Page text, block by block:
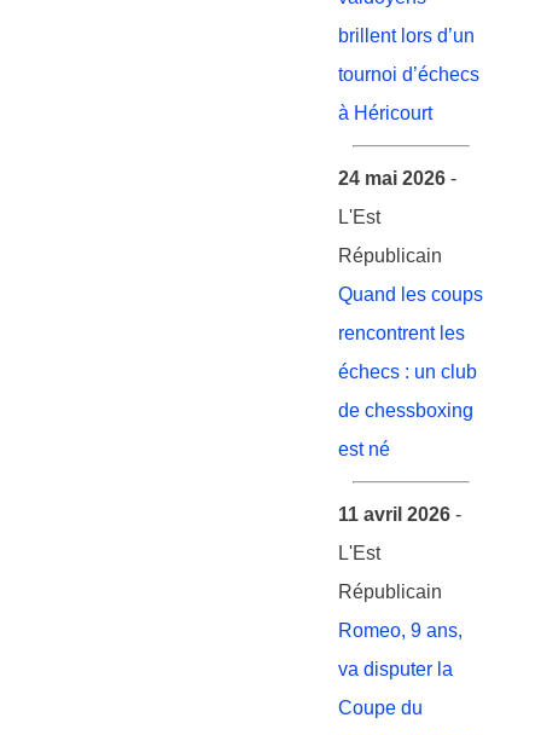
brillent lors d’un
tournoi d’échecs
à Héricourt
24 mai 2026 -
L'Est
Républicain
Quand les coups
rencontrent les
échecs : un club
de chessboxing
est né
11 avril 2026 -
L'Est
Républicain
Romeo, 9 ans,
va disputer la
Coupe du